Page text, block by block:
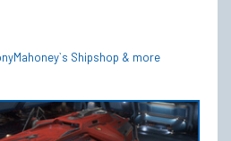
Shipshop & more